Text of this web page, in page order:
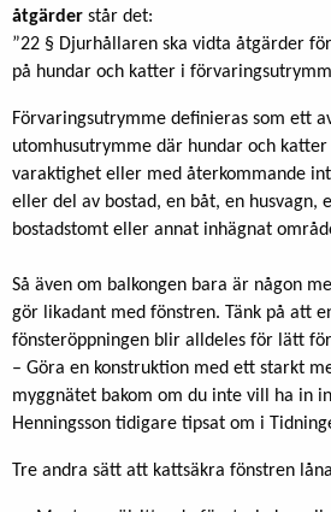
åtgärder står det:
”22 § Djurhållaren ska vidta åtgärder
på hundar och katter i
Förvaringsutrymme definieras som ett
utomhusutrymme där hundar och katter
varaktighet eller med återkommande
eller del av bostad, en båt, en husvagn,
bostadstomt eller annat inhägnat
Så även om balkongen bara är någon
gör likadant med fönstren. Tänk på att
fönsteröppningen blir alldeles för lätt
– Göra en konstruktion med ett starkt
myggnätet bakom om du inte vill ha in
Henningsson tidigare tipsat om i
Tre andra sätt att kattsäkra fönstren